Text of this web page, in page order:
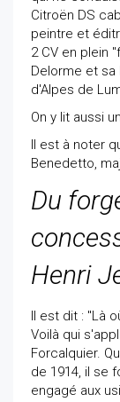
Citroën DS
peintre et
2 CV en plein
Delorme et sa
d'Alpes de
On y lit aussi
Il est à noter
Benedetto,
Du
Henri
Il est dit : "Là
Voilà qui
Forcalquier.
de 1914, il se
engagé aux